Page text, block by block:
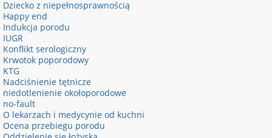
Dziecko z niepełnosprawnością
Happy end
Indukcja porodu
IUGR
Konflikt serologiczny
Krwotok poporodowy
KTG
Nadciśnienie tętnicze
niedotlenienie okołoporodowe
no-fault
O lekarzach i medycynie od kuchni
Ocena przebiegu porodu